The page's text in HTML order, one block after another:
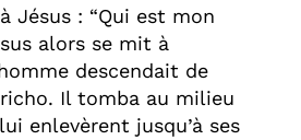
Jésus : “Qui est mon
alors se mit à
descendait de
Il tomba au milieu
enlevèrent jusqu’à ses